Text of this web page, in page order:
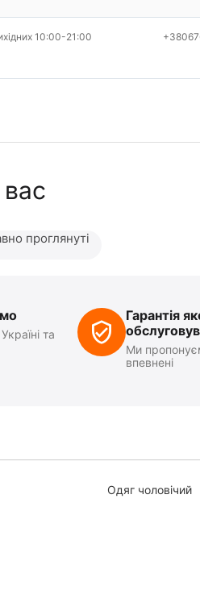
10:00-21:00
проглянуті
та
Гарантія
Ми
впевнені
Одяг чоловічий